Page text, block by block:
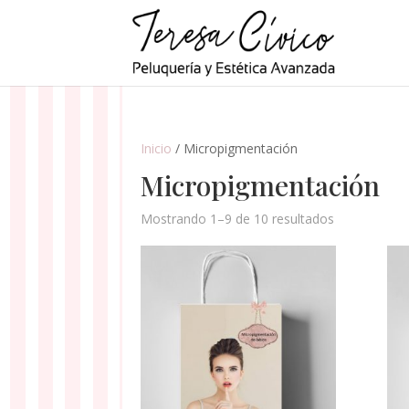
Inicio / Micropigmentación
Micropigmentación
Mostrando 1–9 de 10 resultados